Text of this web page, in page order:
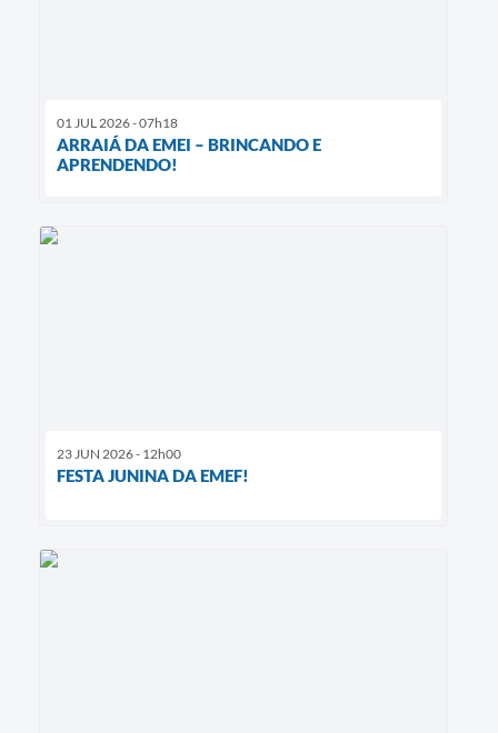
01 JUL 2026 - 07h18
ARRAIÁ DA EMEI – BRINCANDO E
APRENDENDO!
23 JUN 2026 - 12h00
FESTA JUNINA DA EMEF!